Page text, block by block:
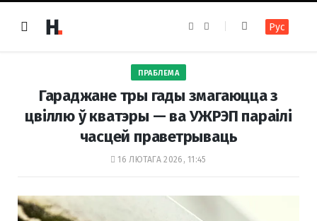
e
k
t
a
m
Рус
ПРАБЛЕМА
Гараджане тры гады змагаюцца з
цвіллю ў кватэры — ва УЖРЭП параілі
часцей праветрываць
16 ЛЮТАГА 2026, 11:45